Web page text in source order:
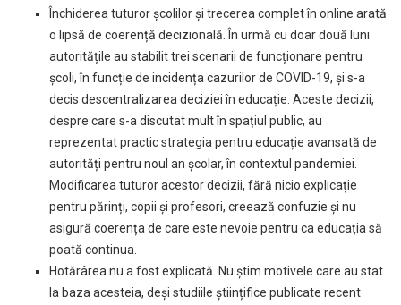
Închiderea tuturor școlilor și trecerea complet în online arată
o lipsă de coerență decizională. În urmă cu doar două luni
autoritățile au stabilit trei scenarii de funcționare pentru
școli, în funcție de incidența cazurilor de COVID-19, și s-a
decis descentralizarea deciziei în educație. Aceste decizii,
despre care s-a discutat mult în spațiul public, au
reprezentat practic strategia pentru educație avansată de
autorități pentru noul an școlar, în contextul pandemiei.
Modificarea tuturor acestor decizii, fără nicio explicație
pentru părinți, copii și profesori, creează confuzie și nu
asigură coerența de care este nevoie pentru ca educația să
poată continua.
Hotărârea nu a fost explicată. Nu știm motivele care au stat
la baza acesteia, deși studiile științifice publicate recent